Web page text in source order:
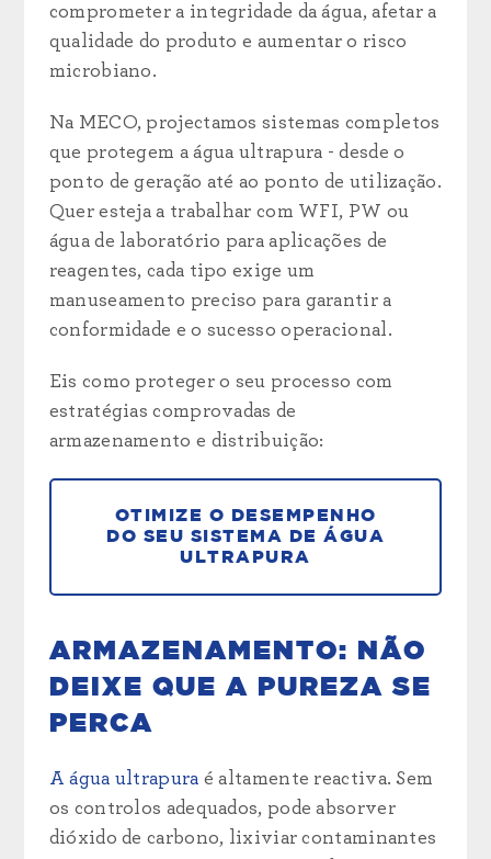
comprometer a integridade da água, afetar a
qualidade do produto e aumentar o risco
microbiano.
Na MECO, projectamos sistemas completos
que protegem a água ultrapura - desde o
ponto de geração até ao ponto de utilização.
Quer esteja a trabalhar com WFI, PW ou
água de laboratório para aplicações de
reagentes, cada tipo exige um
manuseamento preciso para garantir a
conformidade e o sucesso operacional.
Eis como proteger o seu processo com
estratégias comprovadas de
armazenamento e distribuição:
OTIMIZE O DESEMPENHO
DO SEU SISTEMA DE ÁGUA
ULTRAPURA
ARMAZENAMENTO: NÃO
DEIXE QUE A PUREZA SE
PERCA
A água ultrapura é altamente reactiva. Sem
os controlos adequados, pode absorver
dióxido de carbono, lixiviar contaminantes